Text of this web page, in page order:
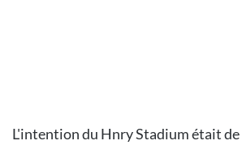
L'intention du Hnry Stadium était